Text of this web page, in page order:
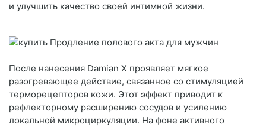
и улучшить качество своей интимной жизни.
После нанесения Damian X проявляет мягкое
разогревающее действие, связанное со стимуляцией
терморецепторов кожи. Этот эффект приводит к
рефлекторному расширению сосудов и усилению
локальной микроциркуляции. На фоне активного